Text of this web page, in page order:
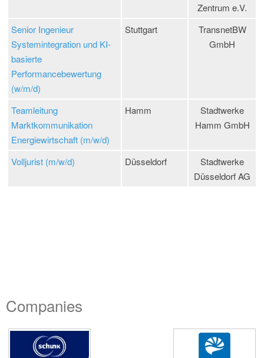
Zentrum e.V.
Senior Ingenieur
Systemintegration und KI-
basierte
Performancebewertung
(w/m/d)
Stuttgart
TransnetBW
GmbH
Teamleitung
Marktkommunikation
Energiewirtschaft (m/w/d)
Hamm
Stadtwerke
Hamm GmbH
Volljurist (m/w/d) Düsseldorf
Stadtwerke
Düsseldorf AG
Companies